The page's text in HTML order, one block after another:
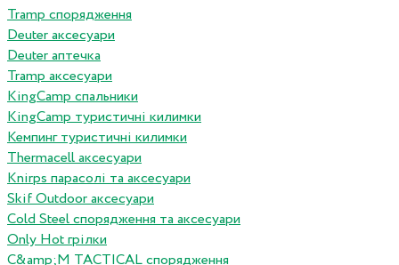
Tramp спорядження
Deuter аксесуари
Deuter аптечка
Tramp аксесуари
KingCamp спальники
KingCamp туристичні килимки
Кемпинг туристичні килимки
Thermacell аксесуари
Knirps парасолі та аксесуари
Skif Outdoor аксесуари
Cold Steel спорядження та аксесуари
Only Hot грілки
C&amp;M TACTICAL спорядження